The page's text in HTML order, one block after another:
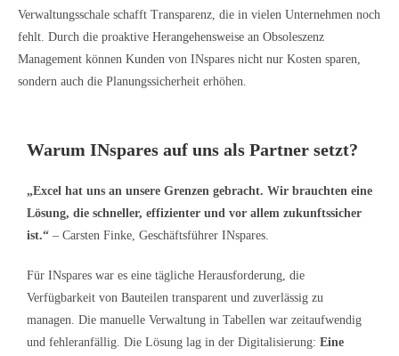
Verwaltungsschale schafft Transparenz, die in vielen Unternehmen noch
fehlt. Durch die proaktive Herangehensweise an Obsoleszenz
Management können Kunden von INspares nicht nur Kosten sparen,
sondern auch die Planungssicherheit erhöhen.
Warum INspares auf uns als Partner setzt?
„Excel hat uns an unsere Grenzen gebracht. Wir brauchten eine
Lösung, die schneller, effizienter und vor allem zukunftssicher
ist.“ – Carsten Finke, Geschäftsführer INspares.
Für INspares war es eine tägliche Herausforderung, die
Verfügbarkeit von Bauteilen transparent und zuverlässig zu
managen. Die manuelle Verwaltung in Tabellen war zeitaufwendig
und fehleranfällig. Die Lösung lag in der Digitalisierung: Eine